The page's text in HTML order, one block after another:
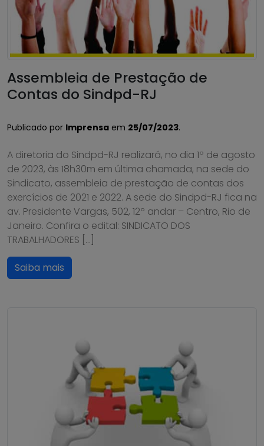
Assembleia de Prestação de
Contas do Sindpd-RJ
Publicado por Imprensa em 25/07/2023.
A diretoria do Sindpd-RJ realizará, no dia 1º de agosto
de 2023, às 18h30m em última chamada, na sede do
Sindicato, assembleia de prestação de contas dos
exercícios de 2021 e 2022. A sede do Sindpd-RJ fica na
av. Presidente Vargas, 502, 12º andar – Centro, Rio de
Janeiro. Confira o edital: SINDICATO DOS
TRABALHADORES […]
Saiba mais